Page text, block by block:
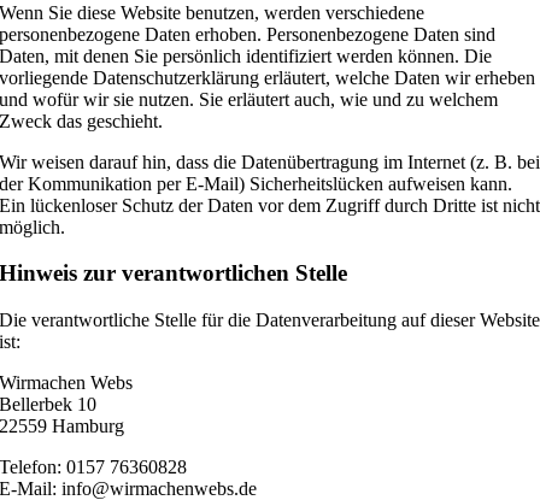
Wenn Sie diese Website benutzen, werden verschiedene
personenbezogene Daten erhoben. Personenbezogene Daten sind
Daten, mit denen Sie persönlich identifiziert werden können. Die
vorliegende Datenschutzerklärung erläutert, welche Daten wir erheben
und wofür wir sie nutzen. Sie erläutert auch, wie und zu welchem
Zweck das geschieht.
Wir weisen darauf hin, dass die Datenübertragung im Internet (z. B. bei
der Kommunikation per E-Mail) Sicherheitslücken aufweisen kann.
Ein lückenloser Schutz der Daten vor dem Zugriff durch Dritte ist nicht
möglich.
Hinweis zur verantwortlichen Stelle
Die verantwortliche Stelle für die Datenverarbeitung auf dieser Website
ist:
Wirmachen Webs
Bellerbek 10
22559 Hamburg
Telefon: 0157 76360828
E-Mail: info@wirmachenwebs.de